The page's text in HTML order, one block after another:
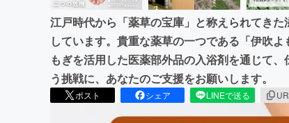
江戸時代から「薬草の宝庫」と称えられてき
しています。貴重な薬草の一つである「伊吹
もぎを活用した医薬部外品の入浴剤を通じて
う挑戦に、あなたのご支援をお願いします。
ポスト シェア LINEで送る